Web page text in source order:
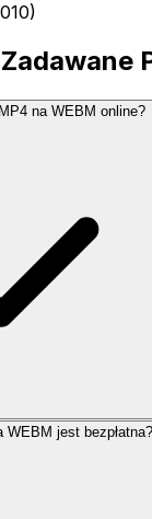
na WEBM online?
jest bezpłatna?